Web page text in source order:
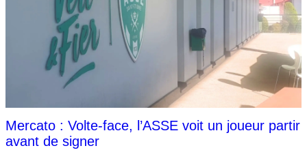
Mercato : Volte-face, l’ASSE voit un joueur partir
avant de signer